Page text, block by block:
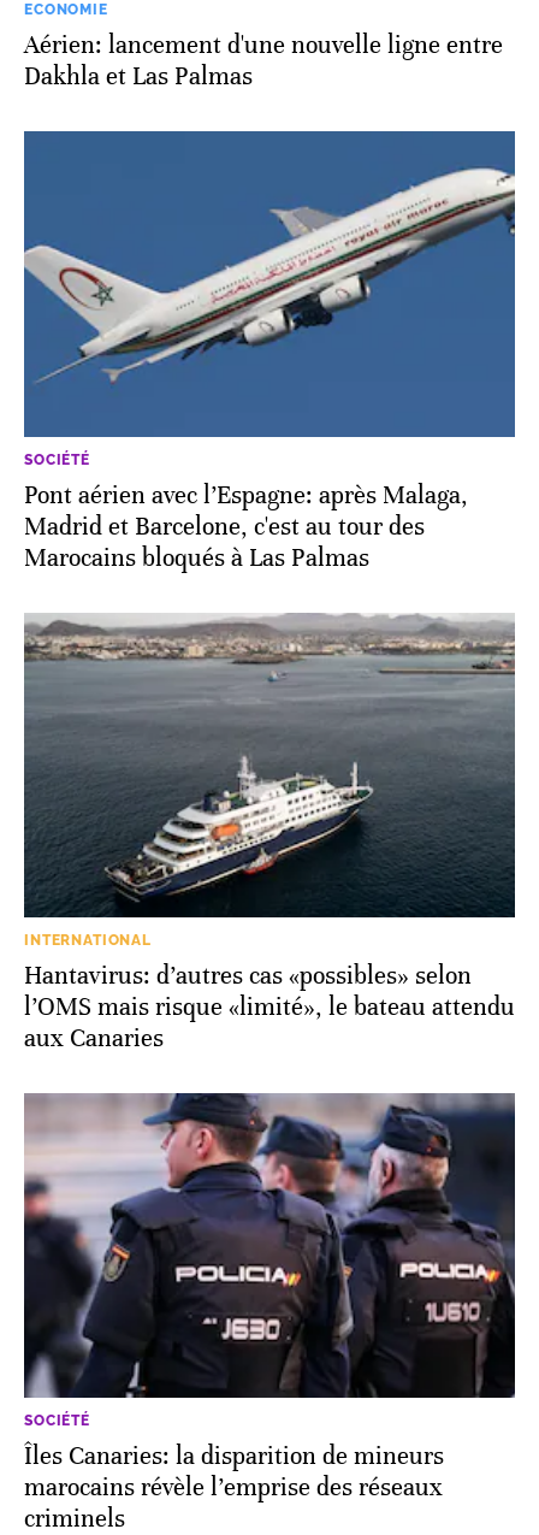
ECONOMIE
Aérien: lancement d'une nouvelle ligne entre
Dakhla et Las Palmas
SOCIÉTÉ
Pont aérien avec l’Espagne: après Malaga,
Madrid et Barcelone, c'est au tour des
Marocains bloqués à Las Palmas
INTERNATIONAL
Hantavirus: d’autres cas «possibles» selon
l’OMS mais risque «limité», le bateau attendu
aux Canaries
SOCIÉTÉ
Îles Canaries: la disparition de mineurs
marocains révèle l’emprise des réseaux
criminels